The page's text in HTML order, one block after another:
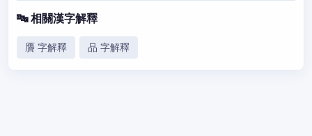
🔤 相關漢字解釋
贗 字解釋 品 字解釋